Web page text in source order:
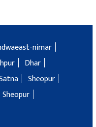
nimar
Dhar
Sheopur
Sheopur